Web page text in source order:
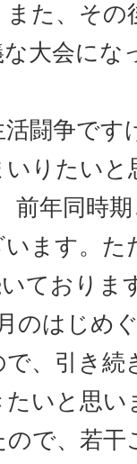
た、その
大会にな
闘争です
りたいと
前年同時
ます。た
ておりま
のはじめ
、引き続
いと思い
で、若干